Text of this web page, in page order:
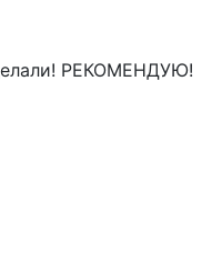
РЕКОМЕНДУЮ!